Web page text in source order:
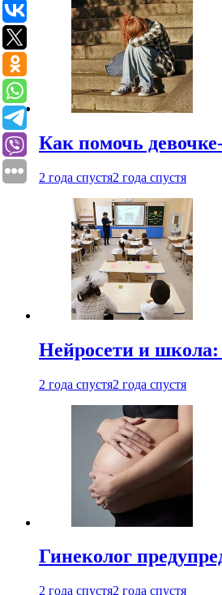
Как помочь
2 года спустя2 года спустя
Нейросети и школа:
2 года спустя2 года спустя
Гинеколог
2 года спустя2 года спустя